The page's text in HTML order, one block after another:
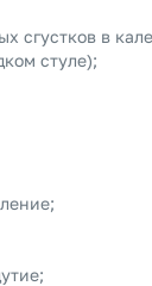
сгустков в
стуле);